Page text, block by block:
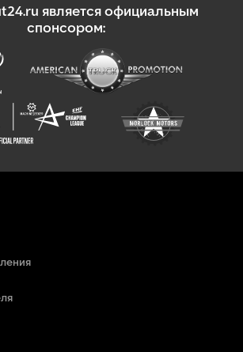
является официальным
спонсором: